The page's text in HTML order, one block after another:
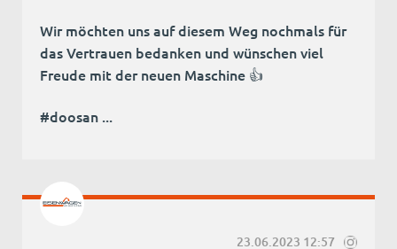
Wir möchten uns auf diesem Weg nochmals für
das Vertrauen bedanken und wünschen viel
Freude mit der neuen Maschine 👍
#doosan ...
23.06.2023 12:57